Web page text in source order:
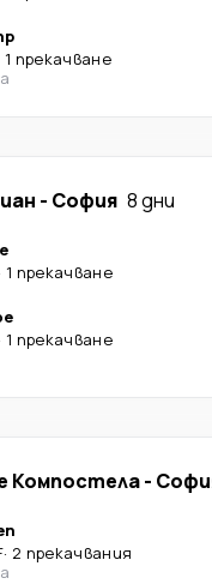
1 прекачване
- София 8 дни
1 прекачване
1 прекачване
Компостела-
· 2 прекачвания